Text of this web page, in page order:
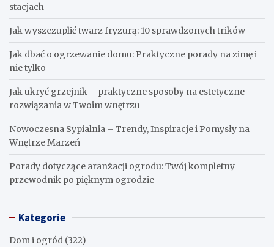
stacjach
Jak wyszczuplić twarz fryzurą: 10 sprawdzonych trików
Jak dbać o ogrzewanie domu: Praktyczne porady na zimę i
nie tylko
Jak ukryć grzejnik – praktyczne sposoby na estetyczne
rozwiązania w Twoim wnętrzu
Nowoczesna Sypialnia – Trendy, Inspiracje i Pomysły na
Wnętrze Marzeń
Porady dotyczące aranżacji ogrodu: Twój kompletny
przewodnik po pięknym ogrodzie
Kategorie
Dom i ogród (322)